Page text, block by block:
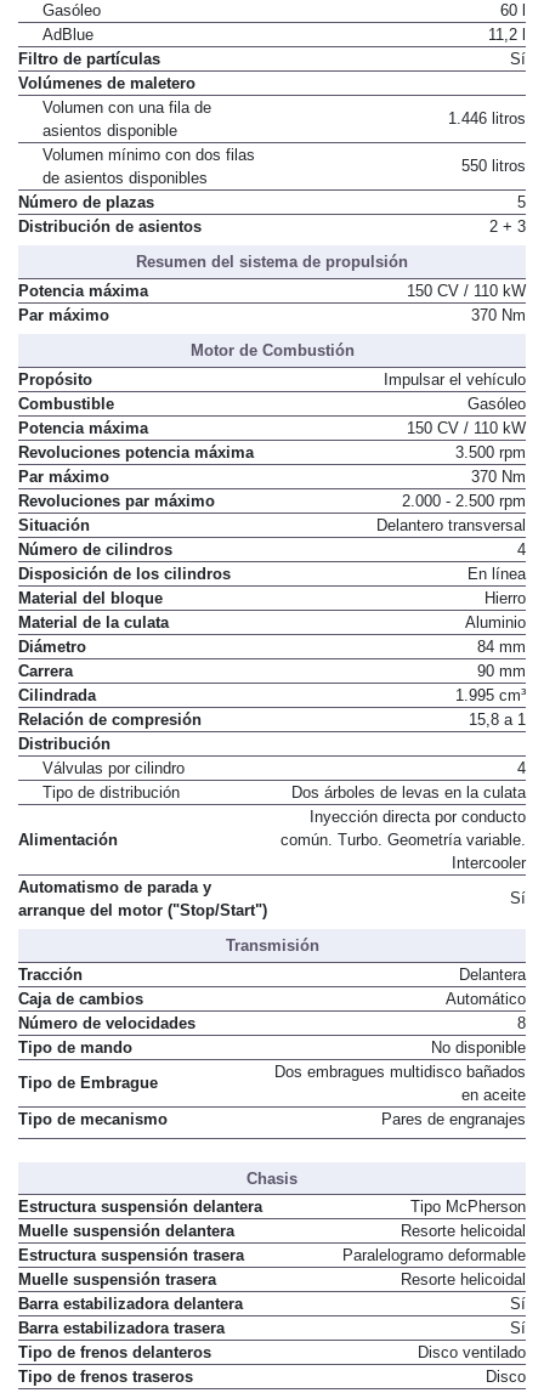
Gasóleo
60 l
AdBlue
11,2 l
Filtro de partículas
Sí
Volúmenes de maletero
Volumen con una fila de
asientos disponible
1.446 litros
Volumen mínimo con dos filas
de asientos disponibles
550 litros
Número de plazas
5
Distribución de asientos
2 + 3
Resumen del sistema de propulsión
Potencia máxima
150 CV / 110 kW
Par máximo
370 Nm
Motor de Combustión
Propósito
Impulsar el vehículo
Combustible
Gasóleo
Potencia máxima
150 CV / 110 kW
Revoluciones potencia máxima
3.500 rpm
Par máximo
370 Nm
Revoluciones par máximo
2.000 - 2.500 rpm
Situación
Delantero transversal
Número de cilindros
4
Disposición de los cilindros
En línea
Material del bloque
Hierro
Material de la culata
Aluminio
Diámetro
84 mm
Carrera
90 mm
Cilindrada
1.995 cm³
Relación de compresión
15,8 a 1
Distribución
Válvulas por cilindro
4
Tipo de distribución
Dos árboles de levas en la culata
Alimentación
Inyección directa por conducto
común. Turbo. Geometría variable.
Intercooler
Automatismo de parada y
arranque del motor ("Stop/Start")
Sí
Transmisión
Tracción
Delantera
Caja de cambios
Automático
Número de velocidades
8
Tipo de mando
No disponible
Tipo de Embrague
Dos embragues multidisco bañados
en aceite
Tipo de mecanismo
Pares de engranajes
Chasis
Estructura suspensión delantera
Tipo McPherson
Muelle suspensión delantera
Resorte helicoidal
Estructura suspensión trasera
Paralelogramo deformable
Muelle suspensión trasera
Resorte helicoidal
Barra estabilizadora delantera
Sí
Barra estabilizadora trasera
Sí
Tipo de frenos delanteros
Disco ventilado
Tipo de frenos traseros
Disco